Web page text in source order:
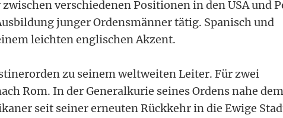
verschiedenen Positionen in den USA und
junger Ordensmänner tätig. Spanisch und
leichten englischen Akzent.
zu seinem weltweiten Leiter. Für zwei
Rom. In der Generalkurie seines Ordens nahe dem
seit seiner erneuten Rückkehr in die Ewige